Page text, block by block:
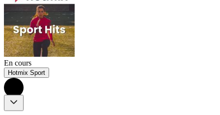
En cours
Hotmix Sport